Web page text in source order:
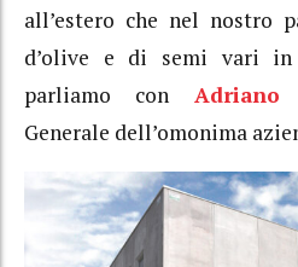
all’estero che nel nostro
d’olive e di semi vari in
parliamo con Adriano
Generale dell’omonima